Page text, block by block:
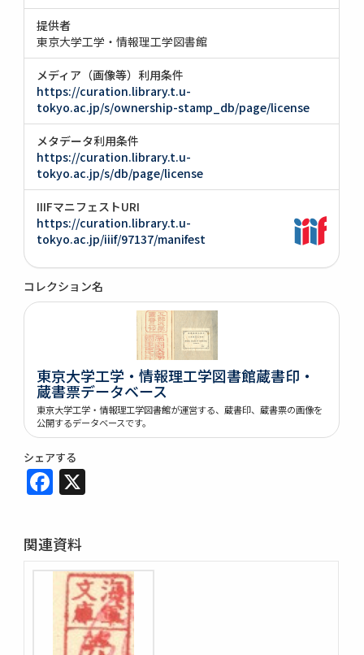
提供者
東京大学工学・情報理工学図書館
メディア（画像等）利用条件
https://curation.library.t.u-
tokyo.ac.jp/s/ownership-stamp_db/page/license
メタデータ利用条件
https://curation.library.t.u-
tokyo.ac.jp/s/db/page/license
IIIFマニフェストURI
https://curation.library.t.u-
tokyo.ac.jp/iiif/97137/manifest
コレクション名
東京大学工学・情報理工学図書館蔵書印・
蔵書票データベース
東京大学工学・情報理工学図書館が運営する、蔵書印、蔵書票の画像を
公開するデータベースです。
シェアする
Facebook
関連資料